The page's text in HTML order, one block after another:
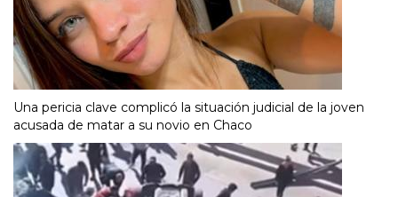
Una pericia clave complicó la situación judicial de la joven
acusada de matar a su novio en Chaco